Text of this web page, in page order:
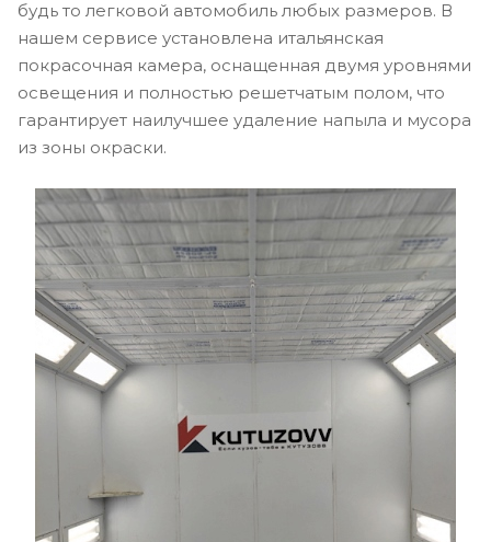
будь то легковой автомобиль любых размеров. В
нашем сервисе установлена итальянская
покрасочная камера, оснащенная двумя уровнями
освещения и полностью решетчатым полом, что
гарантирует наилучшее удаление напыла и мусора
из зоны окраски.